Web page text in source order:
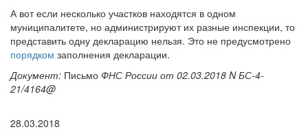
А вот если несколько участков находятся в одном
муниципалитете, но администрируют их разные инспекции, то
представить одну декларацию нельзя. Это не предусмотрено
порядком заполнения декларации.
Документ: Письмо ФНС России от 02.03.2018 N БС-4-
21/4164@
28.03.2018